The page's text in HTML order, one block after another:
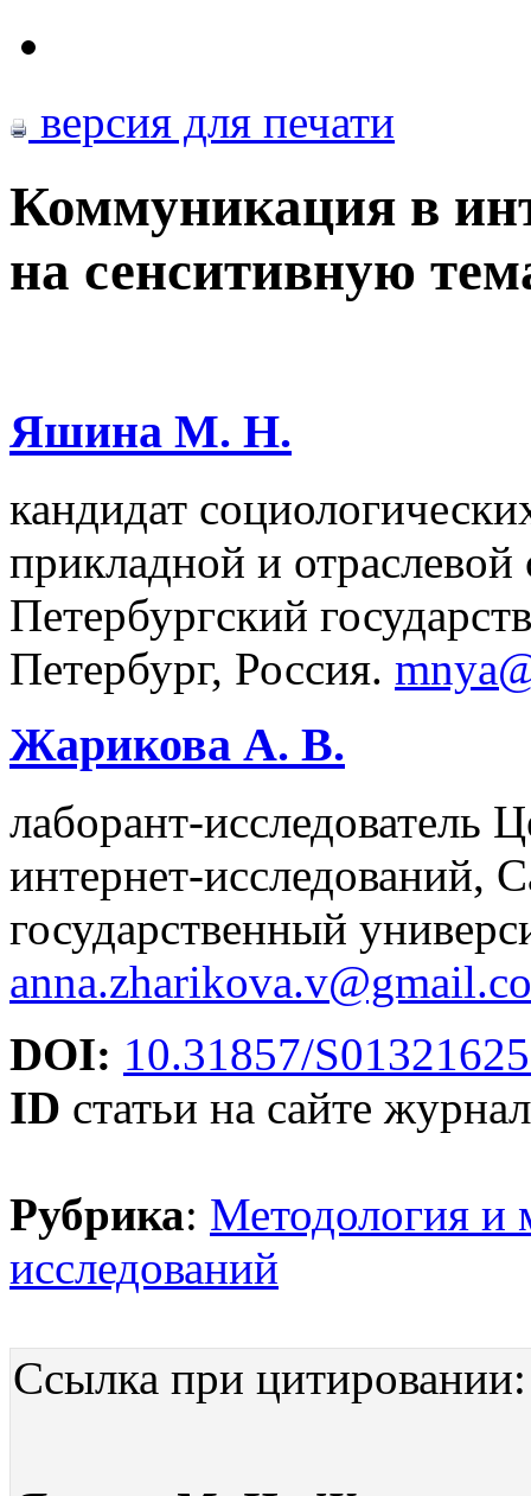
версия для печати
Коммуникация в
на сенситивную
Яшина М. Н.
кандидат
прикладной и
Петербургский
Петербург, Россия.
Жарикова А. В.
лаборант-исследователь
интернет-исследований,
государственный
DOI: 10.31857/
ID статьи на сайте
Рубрика: Методология и
исследований
Ссылка при цитировании: